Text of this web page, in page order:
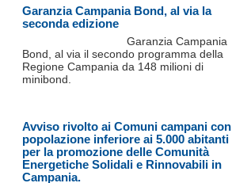
Garanzia Campania Bond, al via la
seconda edizione
Garanzia Campania
Bond, al via il secondo programma della
Regione Campania da 148 milioni di
minibond.
Avviso rivolto ai Comuni campani con
popolazione inferiore ai 5.000 abitanti
per la promozione delle Comunità
Energetiche Solidali e Rinnovabili in
Campania.